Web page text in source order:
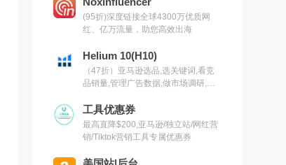
(95折)深度链接全球4300万优质网
红、亿万流量，助您高效出海
Helium 10(H10)
（47折）亚马逊选品,选关键词,看竞
品销量,管理广告数据,做市场调研,有
工具优惠券
最高直降$200,亚马逊/独立站/网红营
销/Tiktok营销工具专属优惠券